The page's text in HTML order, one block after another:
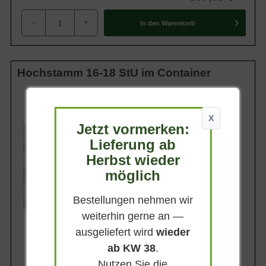
- + In den Warenkorb
Hochstamm 16-18 StU im Container
ca. 60 kg
Anzahl Verschulungen
4xv (4-fach verpflanzt)
Lieferbar
X
Jetzt vormerken:
Lieferung ab
Herbst wieder
möglich
Bestellungen nehmen wir
weiterhin gerne an —
ausgeliefert wirdwieder
ab KW 38.